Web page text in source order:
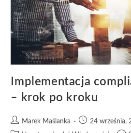
Implementacja
– krok po kroku
Marek Maślanka
24 września,